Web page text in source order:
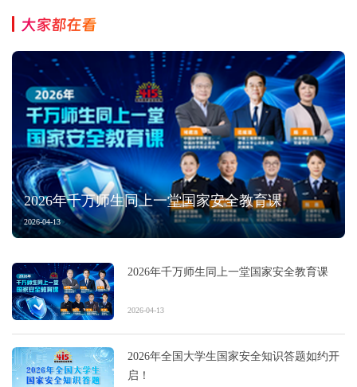
大家都在看
2026年千万师生同上一堂国家安全教育课
2026-04-13
2026年千万师生同上一堂国家安全教育课
2026-04-13
2026年全国大学生国家安全知识答题如约开
启！